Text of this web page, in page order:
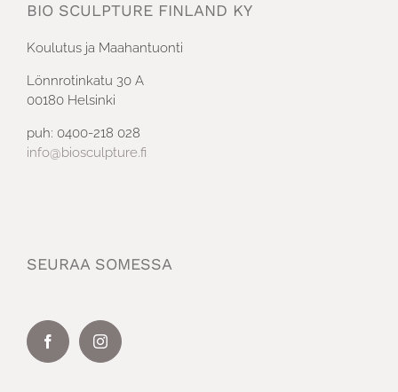
BIO SCULPTURE FINLAND KY
Koulutus ja Maahantuonti
Lönnrotinkatu 30 A
00180 Helsinki
puh: 0400-218 028
info@biosculpture.fi
SEURAA SOMESSA